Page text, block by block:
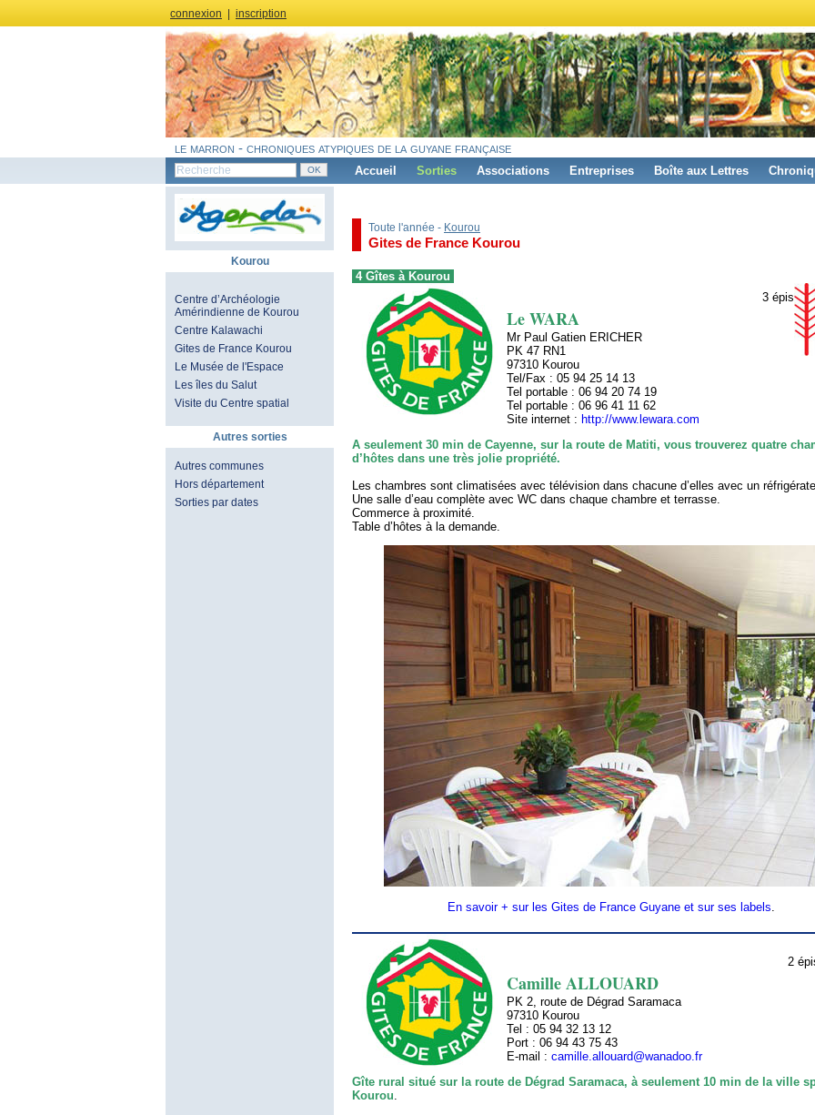
connexion inscription
le marron - chroniques atypiques de la guyane française
Accueil Sorties Associations Entreprises Boîte aux Lettres
Kourou
Centre d’Archéologie
Amérindienne de Kourou
Centre Kalawachi
Gites de France Kourou
Le Musée de l'Espace
Les îles du Salut
Visite du Centre spatial
Autres sorties
Autres communes
Hors département
Sorties par dates
Toute l'année - Kourou
Gites de France Kourou
4 Gîtes à Kourou
3 épis
Le WARA
Mr Paul Gatien ERICHER
PK 47 RN1
97310 Kourou
Tel/Fax : 05 94 25 14 13
Tel portable : 06 94 20 74 19
Tel portable : 06 96 41 11 62
Site internet : http://www.lewara.com
A seulement 30 min de Cayenne, sur la route de Matiti, vous trouverez quatre
d’hôtes dans une très jolie propriété.
Les chambres sont climatisées avec télévision dans chacune d’elles avec un
Une salle d’eau complète avec WC dans chaque chambre et terrasse.
Commerce à proximité.
Table d’hôtes à la demande.
En savoir + sur les Gites de France Guyane et sur ses labels.
2
Camille ALLOUARD
PK 2, route de Dégrad Saramaca
97310 Kourou
Tel : 05 94 32 13 12
Port : 06 94 43 75 43
E-mail : camille.allouard@wanadoo.fr
Gîte rural situé sur la route de Dégrad Saramaca, à seulement 10 min de la ville
Kourou.